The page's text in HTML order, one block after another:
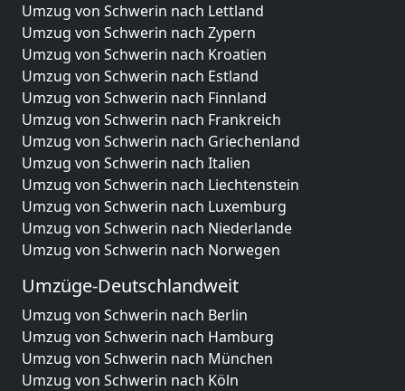
Umzug von Schwerin nach Lettland
Umzug von Schwerin nach Zypern
Umzug von Schwerin nach Kroatien
Umzug von Schwerin nach Estland
Umzug von Schwerin nach Finnland
Umzug von Schwerin nach Frankreich
Umzug von Schwerin nach Griechenland
Umzug von Schwerin nach Italien
Umzug von Schwerin nach Liechtenstein
Umzug von Schwerin nach Luxemburg
Umzug von Schwerin nach Niederlande
Umzug von Schwerin nach Norwegen
Umzüge-Deutschlandweit
Umzug von Schwerin nach Berlin
Umzug von Schwerin nach Hamburg
Umzug von Schwerin nach München
Umzug von Schwerin nach Köln